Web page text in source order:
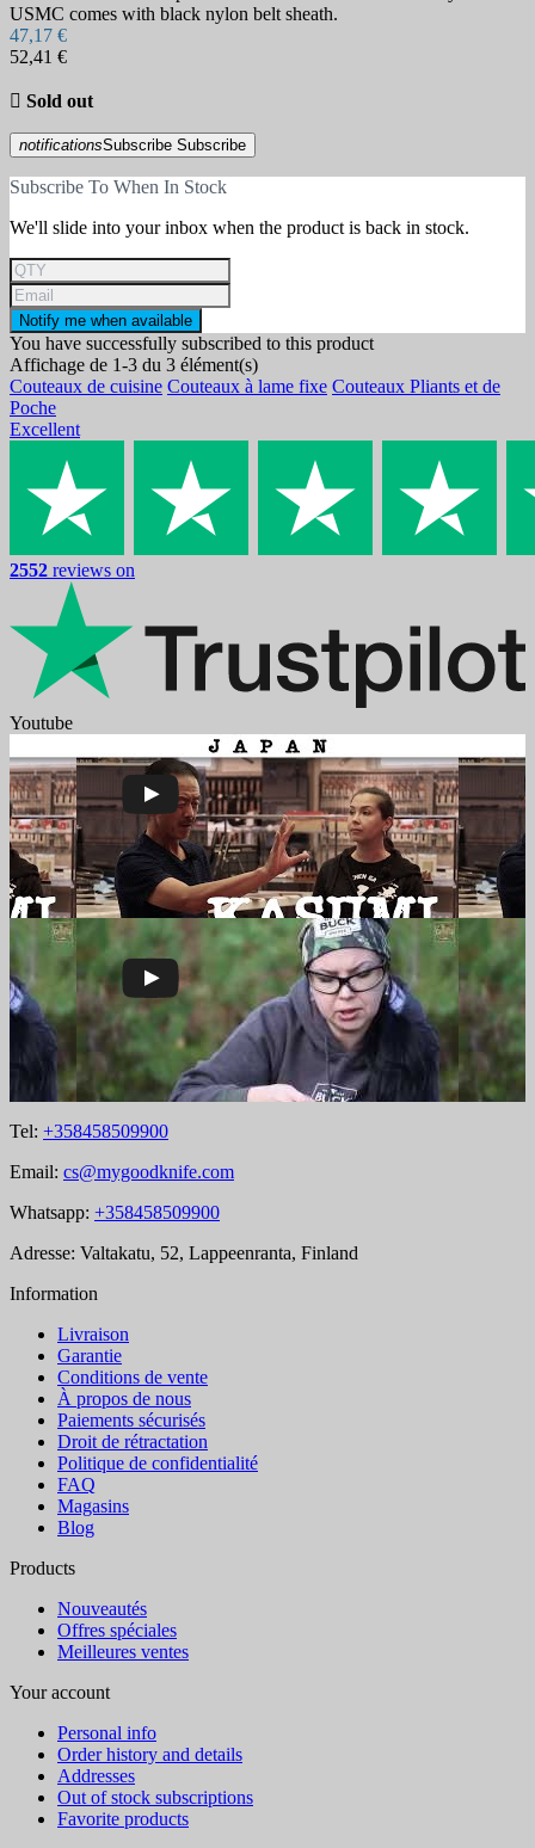
USMC comes with black nylon belt sheath.
47,17 €
52,41 €
 Sold out
notificationsSubscribe Subscribe
Subscribe To When In Stock
We'll slide into your inbox when the product is back in stock.
Notify me when available
You have successfully subscribed to this product
Affichage de 1-3 du 3 élément(s)
Couteaux de cuisine Couteaux à lame fixe Couteaux Pliants et de
Poche
Excellent
2552 reviews on
Youtube
Tel: +358458509900
Email: cs@mygoodknife.com
Whatsapp: +358458509900
Adresse: Valtakatu, 52, Lappeenranta, Finland
Information
Livraison
Garantie
Conditions de vente
À propos de nous
Paiements sécurisés
Droit de rétractation
Politique de confidentialité
FAQ
Magasins
Blog
Products
Nouveautés
Offres spéciales
Meilleures ventes
Your account
Personal info
Order history and details
Addresses
Out of stock subscriptions
Favorite products